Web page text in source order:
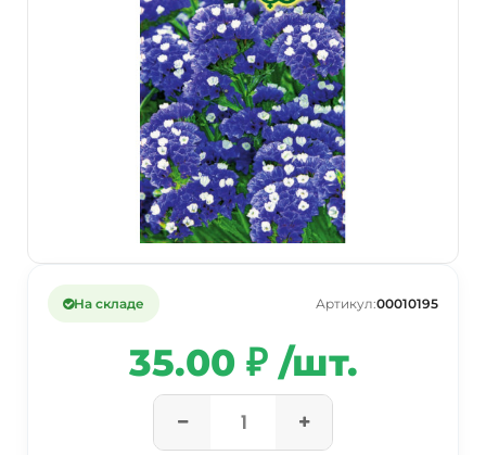
На складе Артикул:00010195
35.00 ₽ /шт.